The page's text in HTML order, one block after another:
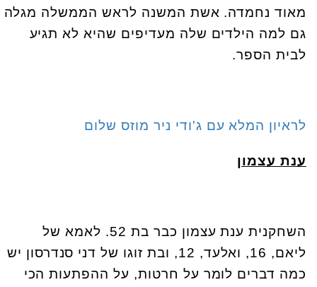
מאוד נחמדה. אשת המשנה לראש הממשלה מגלה
גם למה הילדים שלה מעדיפים שהיא לא תגיע
לבית הספר.
לראיון המלא עם ג'ודי ניר מוזס שלום
ענת עצמון
השחקנית ענת עצמון כבר בת 52. לאמא של
ליאם, 16, ואלעד, 12, ובת זוגו של דני סנדרסון יש
כמה דברים לומר על חרטות, על ההפתעות הכי